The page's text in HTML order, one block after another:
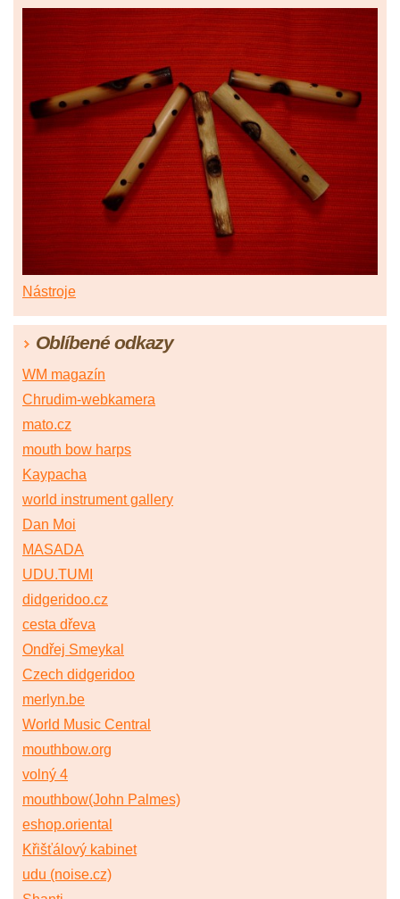
Nástroje
Oblíbené odkazy
WM magazín
Chrudim-webkamera
mato.cz
mouth bow harps
Kaypacha
world instrument gallery
Dan Moi
MASADA
UDU.TUMI
didgeridoo.cz
cesta dřeva
Ondřej Smeykal
Czech didgeridoo
merlyn.be
World Music Central
mouthbow.org
volný 4
mouthbow(John Palmes)
eshop.oriental
Křišťálový kabinet
udu (noise.cz)